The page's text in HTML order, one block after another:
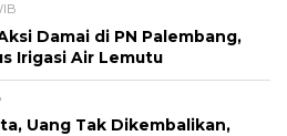
Damai di PN Palembang,
Irigasi Air Lemutu
Uang Tak Dikembalikan,